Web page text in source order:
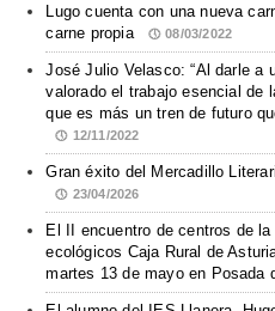
Lugo cuenta con una nueva
carne propia
08/03/2022
José Julio Velasco: “Al darle a
valorado el trabajo esencial de
que es más un tren de futuro
12/11/2022
Gran éxito del Mercadillo
23/04/2026
El II encuentro de centros de
ecológicos Caja Rural de
martes 13 de mayo en Posada